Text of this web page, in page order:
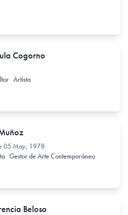
Cogorno
Artista
05 May, 1978
Gestor de Arte Contemporáneo
Beloso